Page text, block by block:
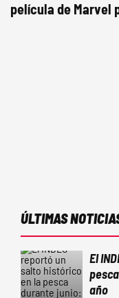
película de Marvel
ÚLTIMAS
El
año